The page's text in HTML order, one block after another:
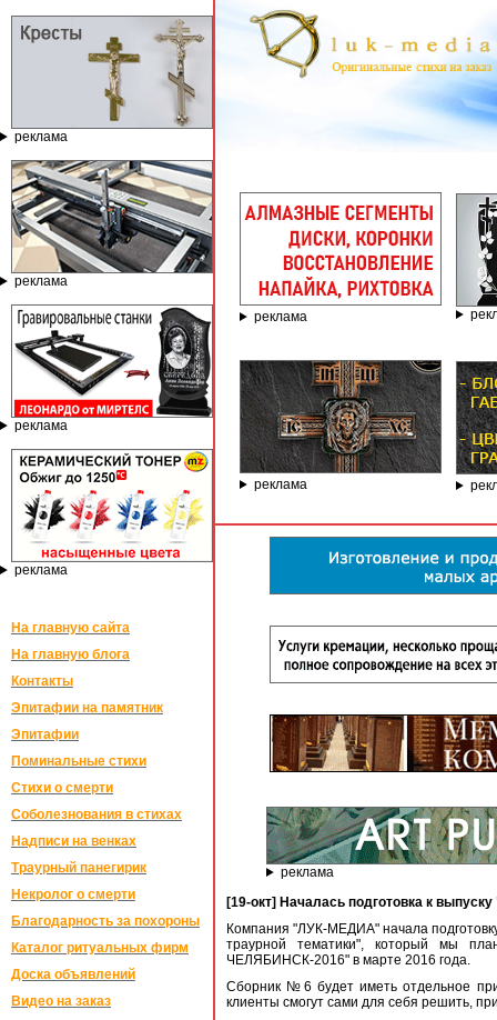
реклама
реклама
реклама
реклама
На главную сайта
На главную блога
Контакты
Эпитафии на памятник
Эпитафии
Поминальные стихи
Стихи о смерти
Соболезнования в стихах
Надписи на венках
Траурный панегирик
Некролог о смерти
Благодарность за похороны
Каталог ритуальных фирм
Доска объявлений
Видео на заказ
реклама
реклама
реклама
[19-окт] Началась подготовка к
Компания "ЛУК-МЕДИА" начала
траурной тематики", который мы
ЧЕЛЯБИНСК-2016" в марте 2016 года.
Сборник №6 будет иметь отдельное
клиенты смогут сами для себя решить,